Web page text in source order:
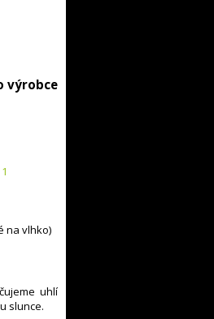
výrobce
na vlhko)
uhlí
slunce.